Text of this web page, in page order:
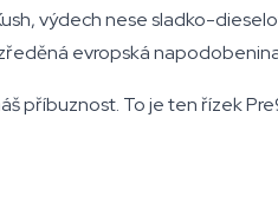
výdech nese sladko-
evropská
příbuznost. To je ten řízek